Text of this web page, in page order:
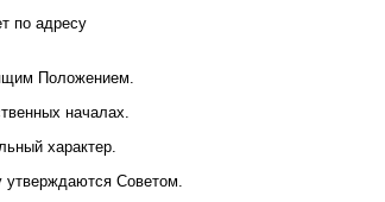
по адресу
Положением.
началах.
характер.
утверждаются Советом.